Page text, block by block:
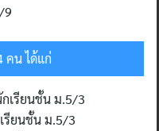
9
คน ได้แก่
เรียนชั้น ม.5/3
รียนชั้น ม.5/3